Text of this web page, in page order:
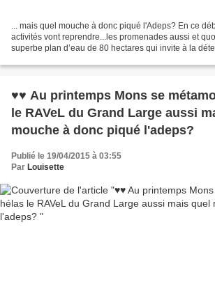
... mais quel mouche à donc piqué l'Adeps? En ce
activités vont reprendre...les promenades aussi et
superbe plan d’eau de 80 hectares qui invite à la
♥♥ Au printemps Mons se
le RAVeL du Grand Large aussi mais quel
mouche à donc piqué l'adeps?
Publié le 19/04/2015 à 03:55
Par Louisette